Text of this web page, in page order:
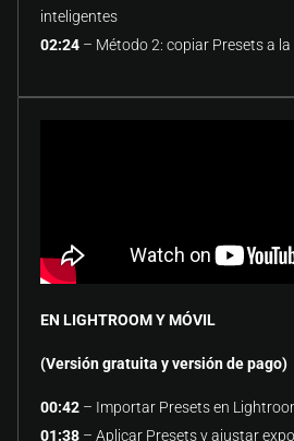
inteligentes
02:24 – Método 2: copiar Presets a
EN LIGHTROOM Y MÓVIL
(Versión gratuita y versión de pago)
00:42 – Importar Presets en
01:38 – Aplicar Presets y ajustar